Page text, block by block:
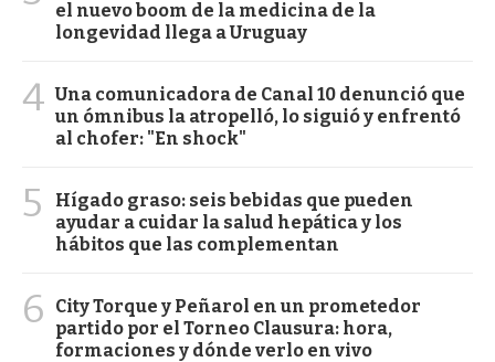
el nuevo boom de la medicina de la
longevidad llega a Uruguay
4 Una comunicadora de Canal 10 denunció que
un ómnibus la atropelló, lo siguió y enfrentó
al chofer: "En shock"
5
Hígado graso: seis bebidas que pueden
ayudar a cuidar la salud hepática y los
hábitos que las complementan
6
City Torque y Peñarol en un prometedor
partido por el Torneo Clausura: hora,
formaciones y dónde verlo en vivo